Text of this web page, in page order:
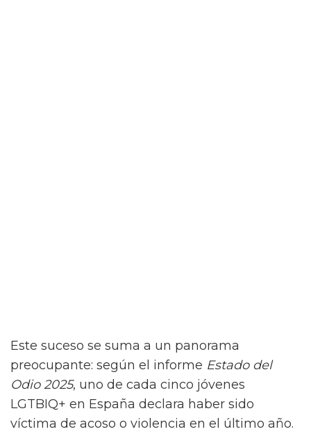
Este suceso se suma a un panorama
preocupante: según el informe Estado del
Odio 2025, uno de cada cinco jóvenes
LGTBIQ+ en España declara haber sido
víctima de acoso o violencia en el último año.